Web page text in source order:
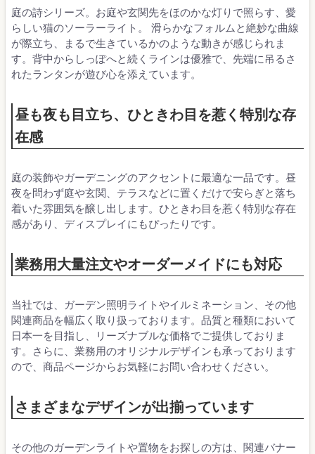
庭の詩シリーズ。お庭や玄関先をほのかな灯りで照らす、愛
らしい猫のソーラーライト。 滑らかなフォルムと絶妙な曲線
が際立ち、まるで生きているかのような動きが感じられま
す。背中からしっぽへと続くラインは優雅で、先端に吊るさ
れたランタンが遊び心を添えています。
昼も夜も目立ち、ひときわ目を惹く特別な存
在感
庭の装飾やガーデニングのアクセントに最適な一品です。昼
夜を問わず庭や玄関、テラスなどに置くだけで安らぎと落ち
着いた雰囲気を醸し出します。ひときわ目を惹く特別な存在
感があり、ディスプレイにもぴったりです。
業務用大量注文やオーダーメイドにも対応
当社では、ガーデン照明ライトやイルミネーション、その他
関連商品を幅広く取り扱っております。品質と種類において
日本一を目指し、リーズナブルな価格でご提供しておりま
す。さらに、業務用のオリジナルデザインも承っております
ので、商品ページからお気軽にお問い合わせください。
さまざまなデザインが出揃っています
その他のガーデンライトや置物をお探しの方は、関連バナー